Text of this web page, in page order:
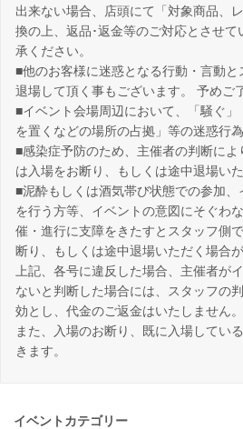
出来ない場合、店頭にて「対象商品、
換の上、返品･返金等のご対応とさせて
承ください。
■他のお客様に迷惑となる行動・言動
退場して頂く事もございます。 予めご
■イベント会場周辺において、「騒ぐ
を置くなどの場所の占拠」等の迷惑行
■感染症予防のため、主催者の判断に
は入場をお断り、もしくは途中退場い
■泥酔もしくは酒気帯び状態での参加
を行う方等、イベントの意図にそぐわ
催・進行に支障をきたすとスタッフ側
断り、もしくは途中退場いただく場合が
上記、各号に違反した場合、主催者が
ないと判断した場合には、スタッフの
効とし、代金のご返金はいたしません。
また、入場のお断り、既に入場してい
きます。
イベントカテゴリー